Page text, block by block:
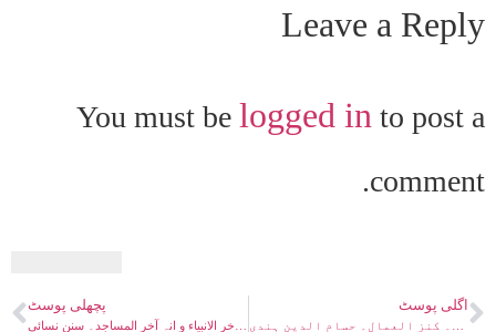
Leave a Reply
You must be logged in to post a
comment.
پچھلی پوسٹ اگلی پوسٹ